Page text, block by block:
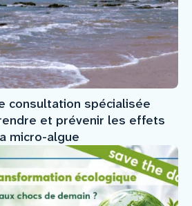
consultation spécialisée
et prévenir les effets
micro-algue